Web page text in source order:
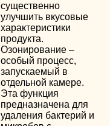
существенно
улучшить вкусовые
характеристики
продукта.
Озонирование –
особый процесс,
запускаемый в
отдельной камере.
Эта функция
предназначена для
удаления бактерий и